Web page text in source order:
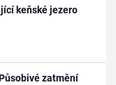
keňské jezero
zatmění